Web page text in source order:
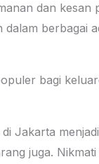
dan kesan
berbagai
bagi
Jakarta
juga.